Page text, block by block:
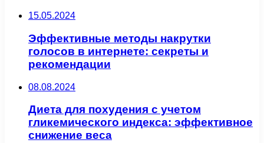
15.05.2024
Эффективные методы накрутки
голосов в интернете: секреты и
рекомендации
08.08.2024
Диета для похудения с учетом
гликемического индекса: эффективное
снижение веса